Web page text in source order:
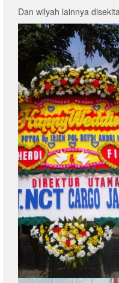
Dan wilyah lainnya